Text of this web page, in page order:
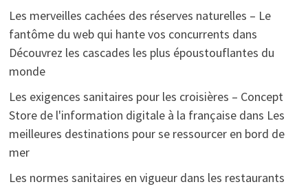
Les merveilles cachées des réserves naturelles – Le
fantôme du web qui hante vos concurrents dans
Découvrez les cascades les plus époustouflantes du
monde
Les exigences sanitaires pour les croisières – Concept
Store de l'information digitale à la françaisedans Les
meilleures destinations pour se ressourcer en bord de
mer
Les normes sanitaires en vigueur dans les restaurants